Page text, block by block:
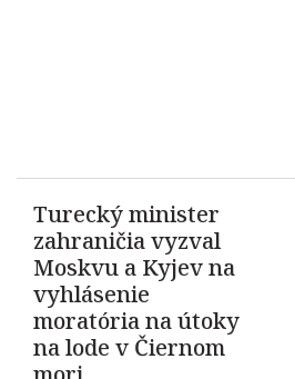
Turecký minister
zahraničia vyzval
Moskvu a Kyjev na
vyhlásenie
moratória na útoky
na lode v Čiernom